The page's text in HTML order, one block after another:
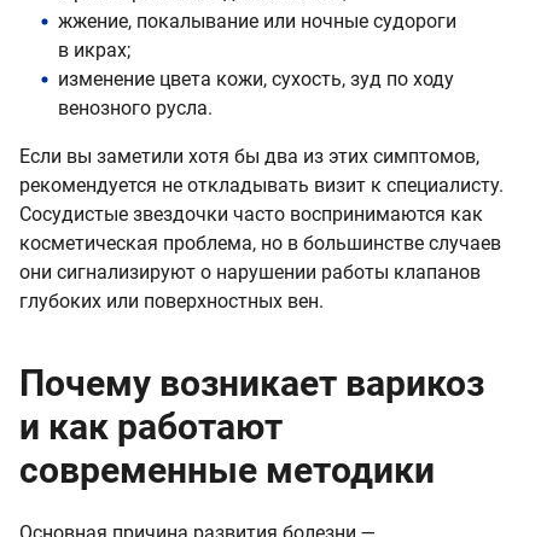
жжение, покалывание или ночные судороги
в икрах;
изменение цвета кожи, сухость, зуд по ходу
венозного русла.
Если вы заметили хотя бы два из этих симптомов,
рекомендуется не откладывать визит к специалисту.
Сосудистые звездочки часто воспринимаются как
косметическая проблема, но в большинстве случаев
они сигнализируют о нарушении работы клапанов
глубоких или поверхностных вен.
Почему возникает варикоз
и как работают
современные методики